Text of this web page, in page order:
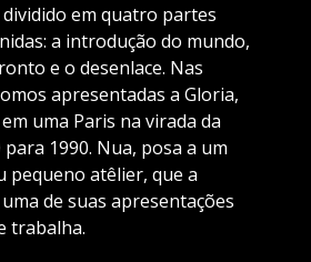
dividido em quatro partes
a introdução do mundo,
e o desenlace. Nas
apresentadas a Gloria,
uma Paris na virada da
para 1990. Nua, posa a um
pequeno atêlier, que a
de suas apresentações
trabalha.